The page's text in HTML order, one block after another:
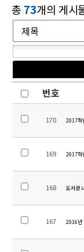
총 73개의 게시
번호
170 2017학
169 2017학
168 도서관
167